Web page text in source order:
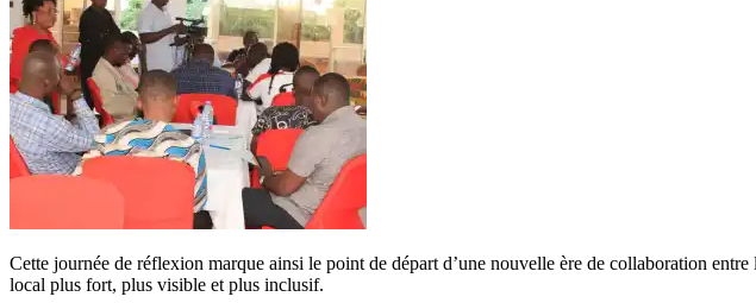
Cette journée de réflexion marque ainsi le point de départ d’une nouvelle ère de collaboration
local plus fort, plus visible et plus inclusif.